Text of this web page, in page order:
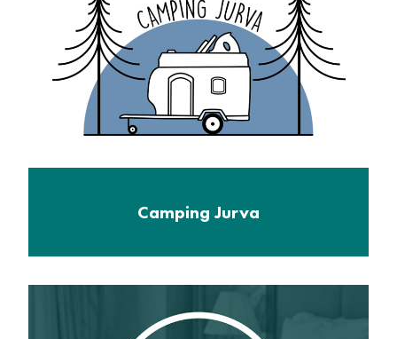
Camping Jurva